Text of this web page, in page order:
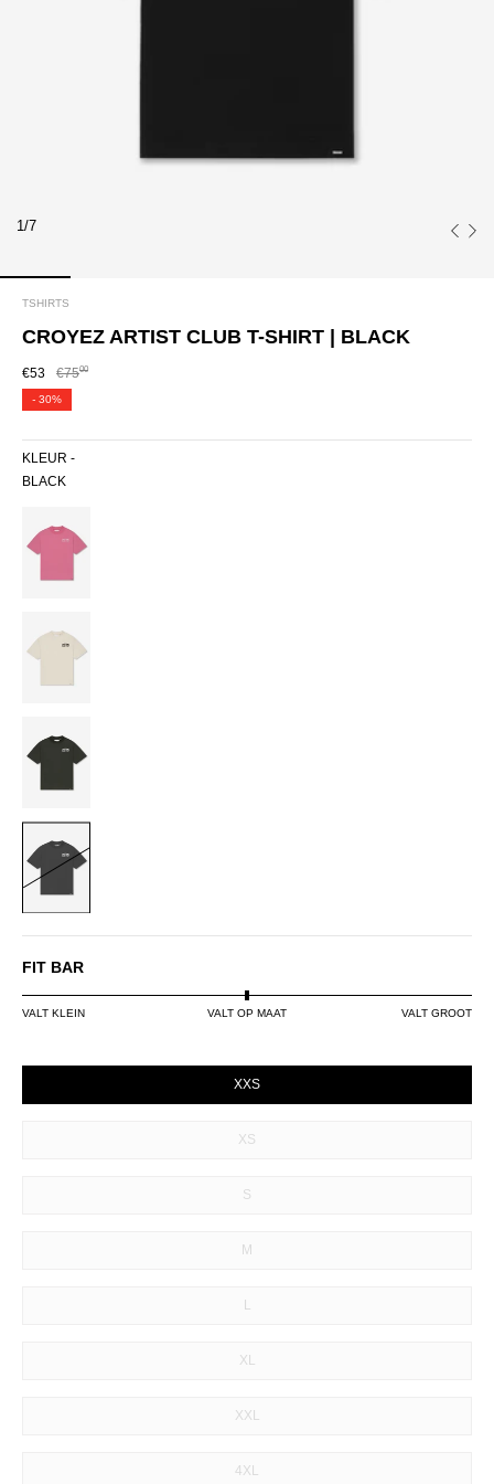
1/7
TSHIRTS
CROYEZ ARTIST CLUB T-SHIRT | BLACK
€53 €7500
- 30%
KLEUR -
BLACK
WHITE
GREEN
FIT BAR
VALT KLEIN VALT OP MAAT VALT GROOT
XXS
XS
S
M
L
XL
XXL
4XL